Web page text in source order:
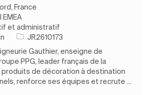
France
et administratif
ID de l’emploi
JR2610173
Gauthier, enseigne de
PPG, leader français de la
de décoration à destination
renforce ses équipes et recrute ...